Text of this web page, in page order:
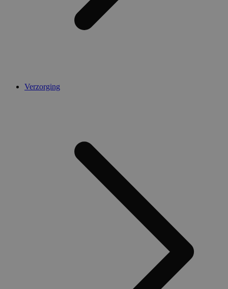
Verzorging